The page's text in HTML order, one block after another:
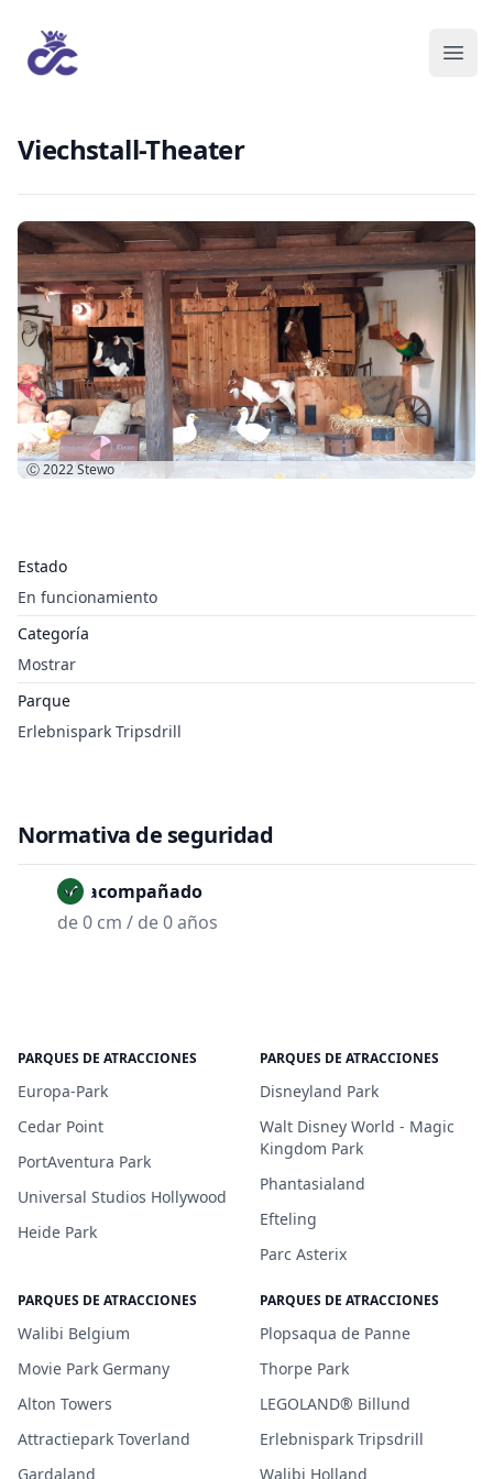
Viechstall-Theater
Estado
En funcionamiento
Categoría
Mostrar
Parque
Erlebnispark Tripsdrill
Ⓒ 2022Stewo
Normativa de seguridad
No acompañado
de 0 cm / de 0 años
PARQUES DE ATRACCIONES
Europa-Park
Cedar Point
PortAventura Park
Universal Studios Hollywood
Heide Park
PARQUES DE ATRACCIONES
Disneyland Park
Walt Disney World - Magic
Kingdom Park
Phantasialand
Efteling
Parc Asterix
PARQUES DE ATRACCIONES
Walibi Belgium
Movie Park Germany
Alton Towers
Attractiepark Toverland
Gardaland
PARQUES DE ATRACCIONES
Plopsaqua de Panne
Thorpe Park
LEGOLAND® Billund
Erlebnispark Tripsdrill
Walibi Holland